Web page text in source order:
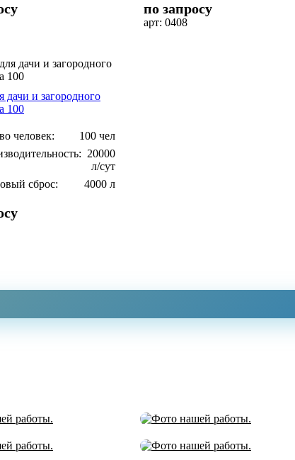
по запросу
арт: 0408
дачи и загородного
100
человек:
100 чел
20000
л/сут
сброс:
4000 л